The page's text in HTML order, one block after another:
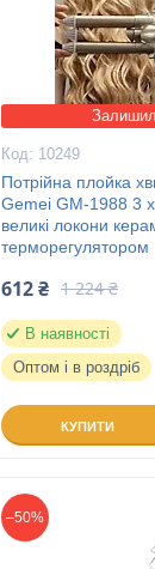
10249
Потрійна плойка
Gemei GM-1988 3
великі локони
терморегулятором
612 ₴ 1 224 ₴
В наявності
Оптом і в роздріб
КУПИТИ
–50%